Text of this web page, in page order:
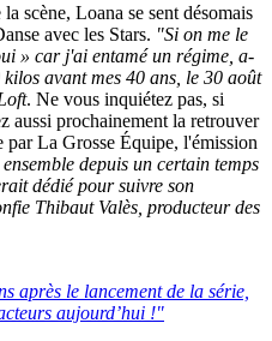
scène, Loana se sent désomais
avec les Stars. "Si on me le
» car j'ai entamé un régime, a-
avant mes 40 ans, le 30 août
. Ne vous inquiétez pas, si
aussi prochainement la retrouver
par La Grosse Équipe, l'émission
depuis un certain temps
dédié pour suivre son
Thibaut Valès, producteur des
après le lancement de la série,
aujourd’hui !"